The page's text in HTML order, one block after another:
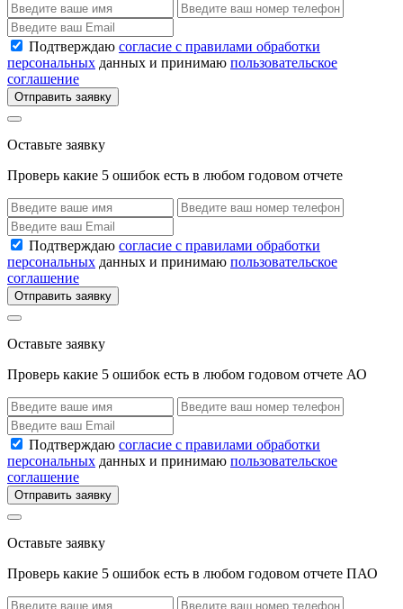
Подтверждаю согласие с правилами обработки
персональных данных и принимаю пользовательское
соглашение
Отправить заявку
Оставьте заявку
Проверь какие 5 ошибок есть в любом годовом отчете
Подтверждаю согласие с правилами обработки
персональных данных и принимаю пользовательское
соглашение
Отправить заявку
Оставьте заявку
Проверь какие 5 ошибок есть в любом годовом отчете АО
Подтверждаю согласие с правилами обработки
персональных данных и принимаю пользовательское
соглашение
Отправить заявку
Оставьте заявку
Проверь какие 5 ошибок есть в любом годовом отчете ПАО